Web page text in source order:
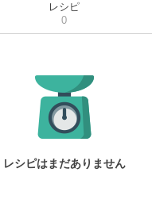
レシピ
0
レシピはまだありません